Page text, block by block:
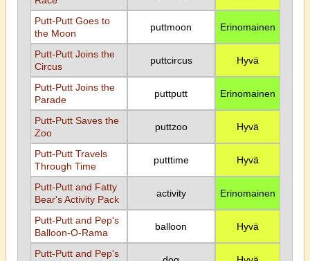
Putt-Putt Goes to
the Moon
puttmoon Erinomainen
Putt-Putt Joins the
Circus
puttcircus Hyvä
Putt-Putt Joins the
Parade
puttputt Erinomainen
Putt-Putt Saves the
Zoo
puttzoo Hyvä
Putt-Putt Travels
Through Time
putttime Hyvä
Putt-Putt and Fatty
Bear's Activity Pack
activity Erinomainen
Putt-Putt and Pep's
Balloon-O-Rama
balloon Hyvä
Putt-Putt and Pep's